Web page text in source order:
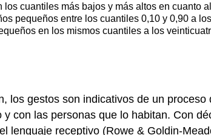
cuantiles más bajos y más altos en cuanto
pequeños entre los cuantiles 0,10 y 0,90 a
en los mismos cuantiles a los
los gestos son indicativos de un
con las personas que lo habitan. Con
receptivo (Rowe & Goldin-